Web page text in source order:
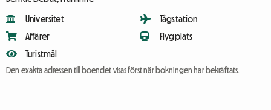
Universitet
Affärer
Turistmål
Tågstation
Flygplats
Den exakta adressen till boendet visas först när bokningen har bekräftats.